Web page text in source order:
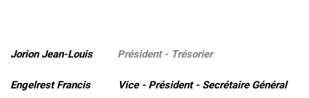
Jorion Jean-Louis Président - Trésorier
Engelrest Francis Vice - Président - Secrétaire Général